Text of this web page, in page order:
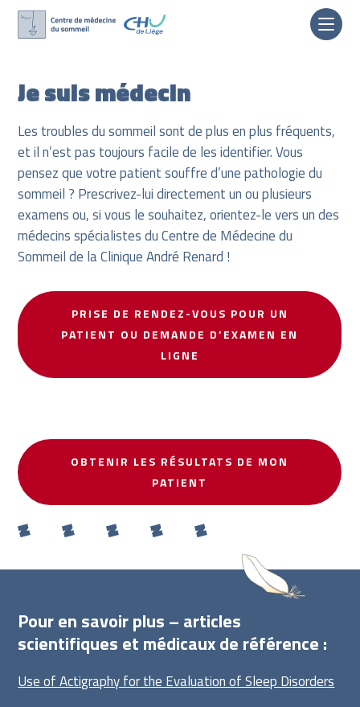
contentJe suis médecin
Les troubles du sommeil sont de plus en plus fréquents,
et il n’est pas toujours facile de les identifier. Vous
pensez que votre patient souffre d’une pathologie du
sommeil ? Prescrivez-lui directement un ou plusieurs
examens ou, si vous le souhaitez, orientez-le vers un des
médecins spécialistes du Centre de Médecine du
Sommeil de la Clinique André Renard !
PRISE DE RENDEZ-VOUS POUR UN
PATIENT OU DEMANDE D’EXAMEN EN
LIGNE
OBTENIR LES RÉSULTATS DE MON
PATIENT
Pour en savoir plus – articles
scientifiques et médicaux de référence :
Use of Actigraphy for the Evaluation of Sleep Disorders